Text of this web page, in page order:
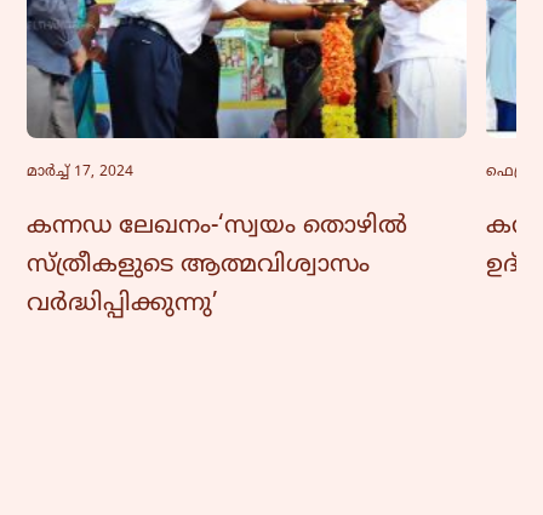
മാർച്ച്‌ 17, 2024
കന്നഡ ലേഖനം-‘സ്വയം തൊഴിൽ
സ്ത്രീകളുടെ ആത്മവിശ്വാസം
വർദ്ധിപ്പിക്കുന്നു’